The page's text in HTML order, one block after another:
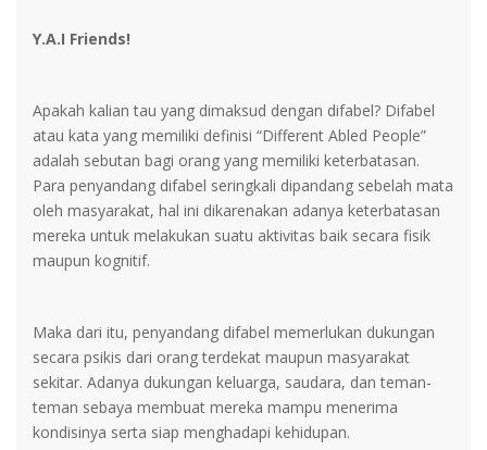
Y.A.I Friends!
Apakah kalian tau yang dimaksud dengan difabel? Difabel
atau kata yang memiliki definisi “Different Abled People”
adalah sebutan bagi orang yang memiliki keterbatasan.
Para penyandang difabel seringkali dipandang sebelah mata
oleh masyarakat, hal ini dikarenakan adanya keterbatasan
mereka untuk melakukan suatu aktivitas baik secara fisik
maupun kognitif.
Maka dari itu, penyandang difabel memerlukan dukungan
secara psikis dari orang terdekat maupun masyarakat
sekitar. Adanya dukungan keluarga, saudara, dan teman-
teman sebaya membuat mereka mampu menerima
kondisinya serta siap menghadapi kehidupan.